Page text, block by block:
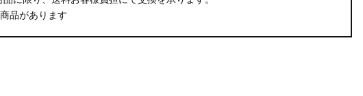
品があります